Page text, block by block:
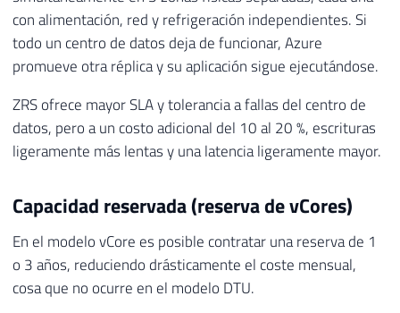
con alimentación, red y refrigeración independientes. Si
todo un centro de datos deja de funcionar, Azure
promueve otra réplica y su aplicación sigue ejecutándose.
ZRS ofrece mayor SLA y tolerancia a fallas del centro de
datos, pero a un costo adicional del 10 al 20 %, escrituras
ligeramente más lentas y una latencia ligeramente mayor.
Capacidad reservada (reserva de vCores)
En el modelo vCore es posible contratar una reserva de 1
o 3 años, reduciendo drásticamente el coste mensual,
cosa que no ocurre en el modelo DTU.